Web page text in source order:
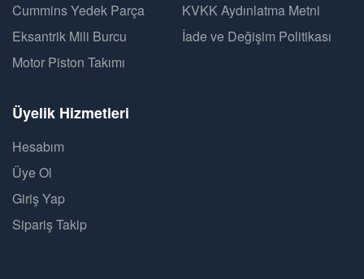
Cummins Yedek Parça
Eksantrik Mili Burcu
Motor Piston Takımı
KVKK Aydınlatma Metni
İade ve Değişim Politikası
Üyelik Hizmetleri
Hesabım
Üye Ol
Giriş Yap
Sipariş Takip